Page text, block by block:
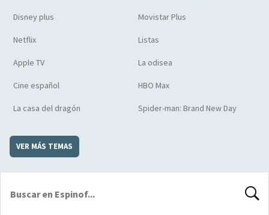
Disney plus Movistar Plus
Netflix Listas
Apple TV La odisea
Cine español HBO Max
La casa del dragón Spider-man: Brand New Day
VER MÁS TEMAS